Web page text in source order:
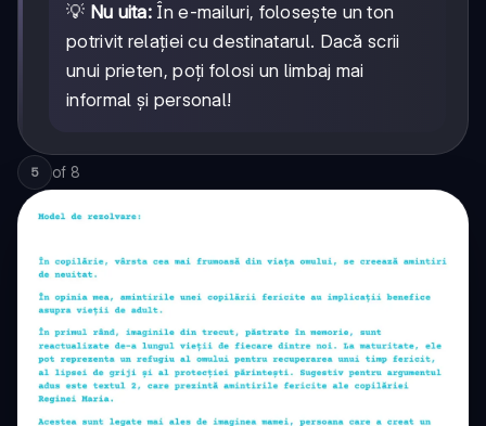
💡 Nu uita: În e-mailuri, folosește un ton
potrivit relației cu destinatarul. Dacă scrii
unui prieten, poți folosi un limbaj mai
informal și personal!
5 of 8